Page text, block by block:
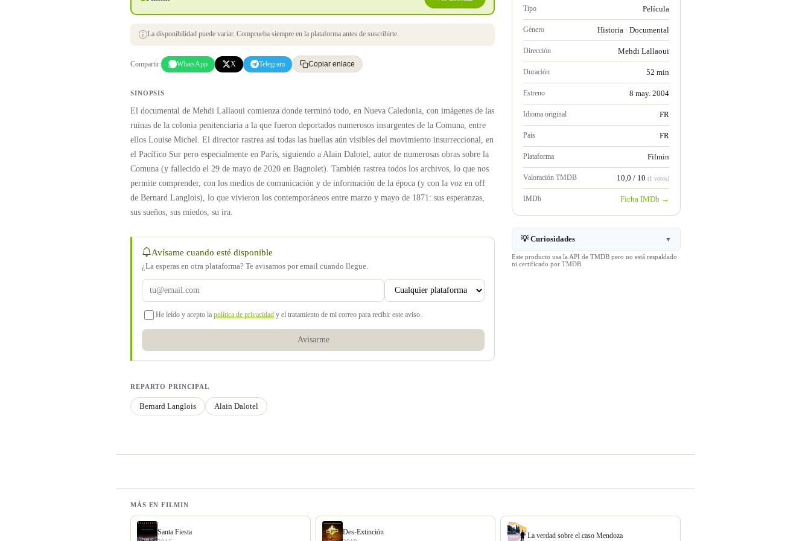
La disponibilidad puede variar. Comprueba siempre en la plataforma antes de suscribirte.
Compartir: WhatsApp X Telegram Copiar enlace
SINOPSIS
El documental de Mehdi Lallaoui comienza donde terminó todo, en Nueva Caledonia, con imágenes de las
ruinas de la colonia penitenciaria a la que fueron deportados numerosos insurgentes de la Comuna, entre
ellos Louise Michel. El director rastrea así todas las huellas aún visibles del movimiento insurreccional, en
el Pacífico Sur pero especialmente en París, siguiendo a Alain Dalotel, autor de numerosas obras sobre la
Comuna (y fallecido el 29 de mayo de 2020 en Bagnolet). También rastrea todos los archivos, lo que nos
permite comprender, con los medios de comunicación y de información de la época (y con la voz en off
de Bernard Langlois), lo que vivieron los contemporáneos entre marzo y mayo de 1871: sus esperanzas,
sus sueños, sus miedos, su ira.
Avísame cuando esté disponible
¿La esperas en otra plataforma? Te avisamos por email cuando llegue.
He leído y acepto la política de privacidad y el tratamiento de mi correo para recibir este aviso.
Avisarme
REPARTO PRINCIPAL
Bernard Langlois Alain Dalotel
Tipo Película
Género Historia · Documental
Dirección Mehdi Lallaoui
Duración 52 min
Estreno 8 may. 2004
Idioma original FR
País FR
Plataforma Filmin
Valoración TMDB 10,0 / 10 (1 votos)
IMDb Ficha IMDb →
💡 Curiosidades ▼
Este producto usa la API de TMDB pero no está respaldado
ni certificado por TMDB.
MÁS EN FILMIN
Santa Fiesta Des-Extinción La verdad sobre el caso Mendoza